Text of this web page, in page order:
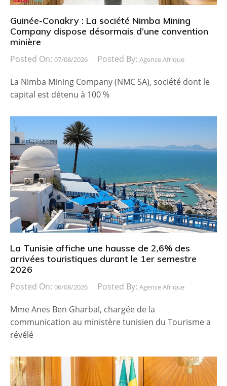
Guinée-Conakry : La société Nimba Mining
Company dispose désormais d’une convention
minière
Posted On: 07/08/2026 Posted By: Agence Afrique
La Nimba Mining Company (NMC SA), société dont le
capital est détenu à 100 %
La Tunisie affiche une hausse de 2,6% des
arrivées touristiques durant le 1er semestre
2026
Posted On: 06/08/2026 Posted By: Agence Afrique
Mme Anes Ben Gharbal, chargée de la
communication au ministère tunisien du Tourisme a
révélé